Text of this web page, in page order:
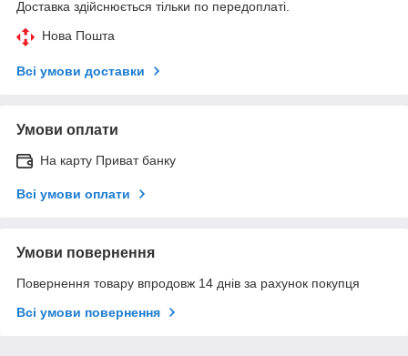
Доставка здійснюється тільки по передоплаті.
Нова Пошта
Всі умови доставки
Умови оплати
На карту Приват банку
Всі умови оплати
Умови повернення
Повернення товару впродовж 14 днів за рахунок покупця
Всі умови повернення